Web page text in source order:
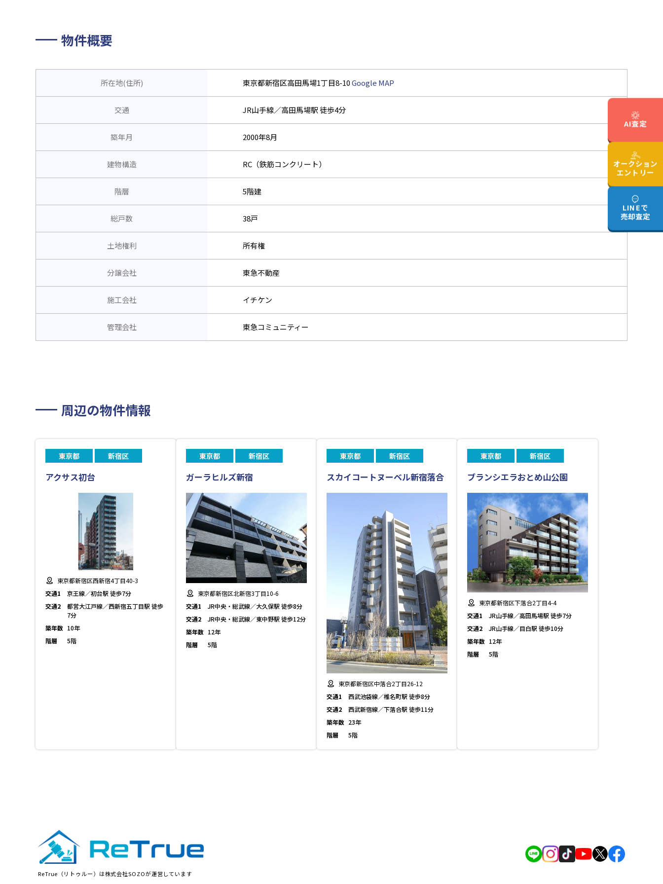
物件概要
所在地(住所) 東京都新宿区高田馬場1丁目8-10Google MAP
交通 JR山手線／高田馬場駅 徒歩4分
築年月 2000年8月
建物構造 RC（鉄筋コンクリート）
階層 5階建
総戸数 38戸
土地権利 所有権
分譲会社 東急不動産
施工会社 イチケン
管理会社 東急コミュニティー
周辺の物件情報
東京都 新宿区
アクサス初台
東京都新宿区西新宿4丁目40-3
交通1
京王線／初台駅 徒歩7分
交通2
都営大江戸線／西新宿五丁目駅 徒歩
7分
築年数 10年
階層
5階
東京都 新宿区
ガーラヒルズ新宿
東京都新宿区北新宿3丁目10-6
交通1
JR中央・総武線／大久保駅 徒歩8分
交通2
JR中央・総武線／東中野駅 徒歩12分
築年数 12年
階層
5階
東京都 新宿区
スカイコートヌーベル新宿落合
東京都新宿区中落合2丁目26-12
交通1
西武池袋線／椎名町駅 徒歩8分
交通2
西武新宿線／下落合駅 徒歩11分
築年数 23年
階層
5階
東京都 新宿区
ブランシエラおとめ山公園
東京都新宿区下落合2丁目4-4
交通1
JR山手線／高田馬場駅 徒歩7分
交通2
JR山手線／目白駅 徒歩10分
築年数 12年
階層
5階
AI査定
オークション
エントリー
LINEで
売却査定
ReTrue（リトゥルー）は株式会社SOZOが運営しています